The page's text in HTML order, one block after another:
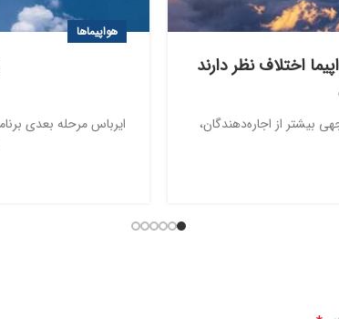
اختلاف نظر دارند
بیشتر از اجاره‌دهندگان،
هواپیماها